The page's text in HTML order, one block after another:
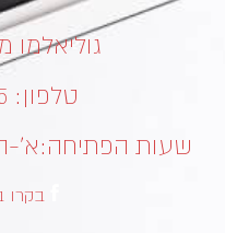
גוליאלמו
טלפון: 077-9965655
שעות הפתיחה:א’-ה’
בקרו